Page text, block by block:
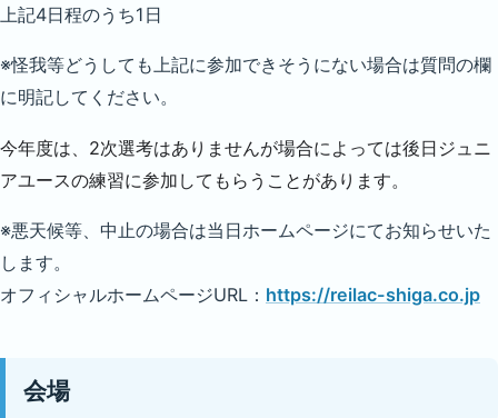
上記4日程のうち1日
※怪我等どうしても上記に参加できそうにない場合は質問の欄
に明記してください。
今年度は、2次選考はありませんが場合によっては後日ジュニ
アユースの練習に参加してもらうことがあります。
※悪天候等、中止の場合は当日ホームページにてお知らせいた
します。
オフィシャルホームページURL： https://reilac-shiga.co.jp
会場